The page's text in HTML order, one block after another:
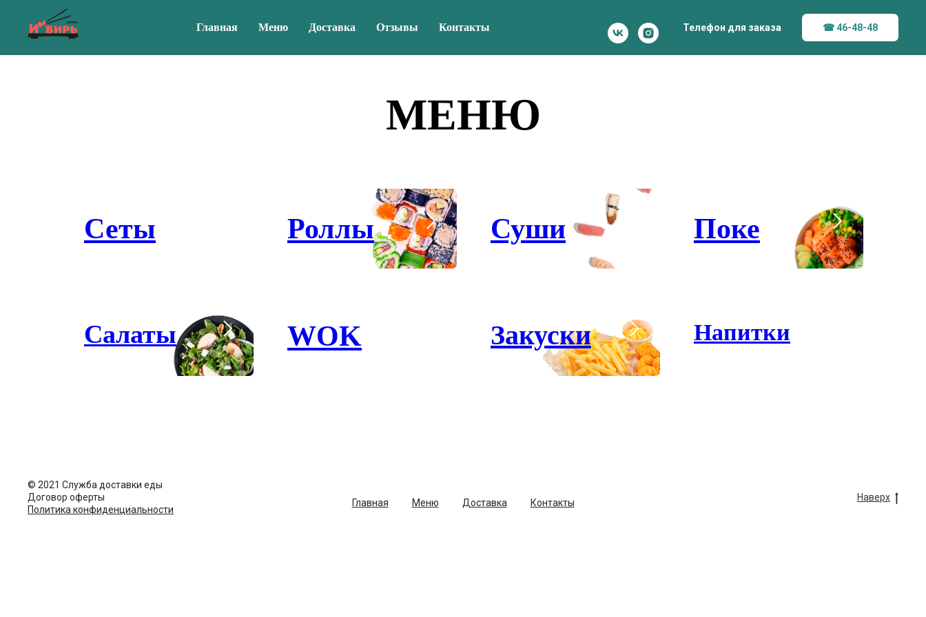
Главная Меню Доставка Отзывы Контакты Телефон для заказа ☎ 46-48-48
МЕНЮ
Сеты Роллы Суши Поке
Салаты WOK Закуски Напитки
© 2021 Служба доставки еды
Договор оферты
Политика конфиденциальности
Главная Меню Доставка Контакты Наверх